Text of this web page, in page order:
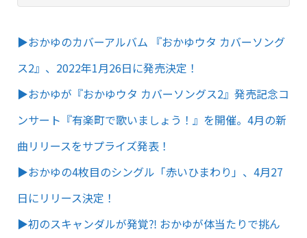
▶︎おかゆのカバーアルバム 『おかゆウタ カバーソング
ス2』、2022年1月26日に発売決定！
▶︎おかゆが『おかゆウタ カバーソングス2』発売記念コ
ンサート『有楽町で歌いましょう！』を開催。4月の新
曲リリースをサプライズ発表！
▶︎おかゆの4枚目のシングル「赤いひまわり」、4月27
日にリリース決定！
▶︎初のスキャンダルが発覚⁈ おかゆが体当たりで挑ん